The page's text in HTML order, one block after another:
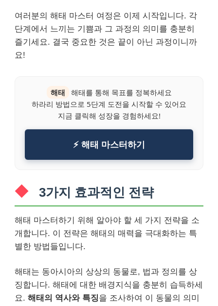
여러분의 해태 마스터 여정은 이제 시작입니다. 각
단계에서 느끼는 기쁨과 그 과정의 의미를 충분히
즐기세요. 결국 중요한 것은 끝이 아닌 과정이니까
요!
해태
해태를 통해 목표를 정복하세요
하라리 방법으로 5단계 도전을 시작할 수 있어요
지금 클릭해 성장을 경험하세요!
⚡ 해태 마스터하기
3가지 효과적인 전략
해태 마스터하기 위해 알아야 할 세 가지 전략을 소
개합니다. 이 전략은 해태의 매력을 극대화하는 특
별한 방법들입니다.
해태는 동아시아의 상상의 동물로, 법과 정의를 상
징합니다. 해태에 대한 배경지식을 충분히 습득하세
요. 해태의 역사와 특징을 조사하여 이 동물의 의미